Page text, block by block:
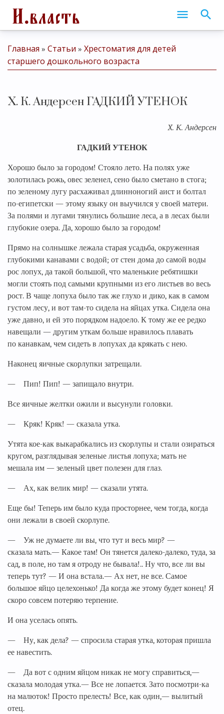
Главная » Статьи » Хрестоматия для детей
старшего дошкольного возраста
X. К. Андерсен ГАДКИЙ УТЕНОК
X. К. Андерсен
ГАДКИЙ УТЕНОК
Хорошо было за городом! Стояло лето. На полях уже
золотилась рожь, овес зеленел, сено было сметано в стога;
по зеленому лугу расхаживал длинноногий аист и болтал
по-египетски — этому языку он выучился у своей матери.
За полями и лугами тянулись большие леса, а в лесах были
глубокие озера. Да, хорошо было за городом!
Прямо на солнышке лежала старая усадьба, окруженная
глубокими канавами с водой; от стен дома до самой воды
рос лопух, да такой большой, что маленькие ребятишки
могли стоять под самыми крупными из его листьев во весь
рост. В чаще лопуха было так же глухо и дико, как в самом
густом лесу, и вот там-то сидела на яйцах утка. Сидела она
уже давно, и ей это порядком надоело. К тому же ее редко
навещали — другим уткам больше нравилось плавать
по канавкам, чем сидеть в лопухах да крякать с нею.
Наконец яичные скорлупки затрещали.
— Пип! Пип! — запищало внутри.
Все яичные желтки ожили и высунули головки.
— Кряк! Кряк! — сказала утка.
Утята кое-как выкарабкались из скорлупы и стали озираться
кругом, разглядывая зеленые листья лопуха; мать не
мешала им — зеленый цвет полезен для глаз.
— Ах, как велик мир! — сказали утята.
Еще бы! Теперь им было куда просторнее, чем тогда, когда
они лежали в своей скорлупе.
— Уж не думаете ли вы, что тут и весь мир? —
сказала мать.— Какое там! Он тянется далеко-далеко, туда, за
сад, в поле, но там я отроду не бывала!.. Ну что, все ли вы
теперь тут? — И она встала.— Ах нет, не все. Самое
большое яйцо целехонько! Да когда же этому будет конец! Я
скоро совсем потеряю терпение.
И она уселась опять.
— Ну, как дела? — спросила старая утка, которая пришла
ее навестить.
— Да вот с одним яйцом никак не могу справиться,—
сказала молодая утка.— Все не лопается. Зато посмотри-ка
на малюток! Просто прелесть! Все, как один,— вылитый
отец.